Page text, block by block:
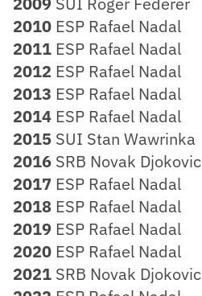
2010 ESP Rafael Nadal
2011 ESP Rafael Nadal
2012 ESP Rafael Nadal
2013 ESP Rafael Nadal
2014 ESP Rafael Nadal
2015 SUI Stan Wawrinka
2016 SRB Novak Djokovic
2017 ESP Rafael Nadal
2018 ESP Rafael Nadal
2019 ESP Rafael Nadal
2020 ESP Rafael Nadal
2021 SRB Novak Djokovic